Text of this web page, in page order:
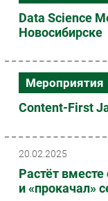
Data Science
Новосибирске
Мероприятия
Content-First
20.02.2025
Растёт
и «прокачал»